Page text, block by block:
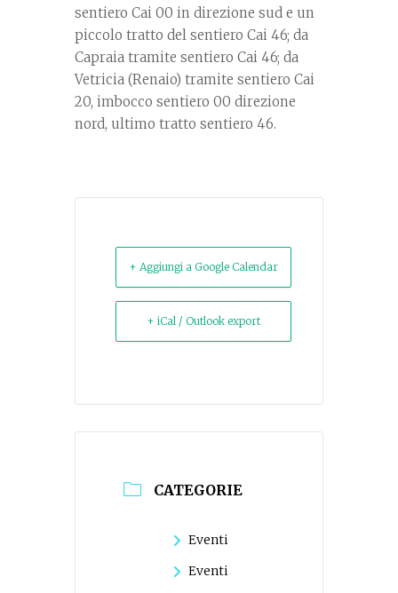
sentiero Cai 00 in direzione sud e un
piccolo tratto del sentiero Cai 46; da
Capraia tramite sentiero Cai 46; da
Vetricia (Renaio) tramite sentiero Cai
20, imbocco sentiero 00 direzione
nord, ultimo tratto sentiero 46.
+ Aggiungi a Google Calendar
+ iCal / Outlook export
CATEGORIE
Eventi
Eventi